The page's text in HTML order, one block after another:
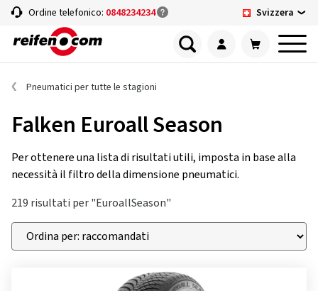
Ordine telefonico: 0848234234 Svizzera
Pneumatici per tutte le stagioni
Falken Euroall Season
Per ottenere una lista di risultati utili, imposta in base alla
necessità il filtro della dimensione pneumatici.
219 risultati per "EuroallSeason"